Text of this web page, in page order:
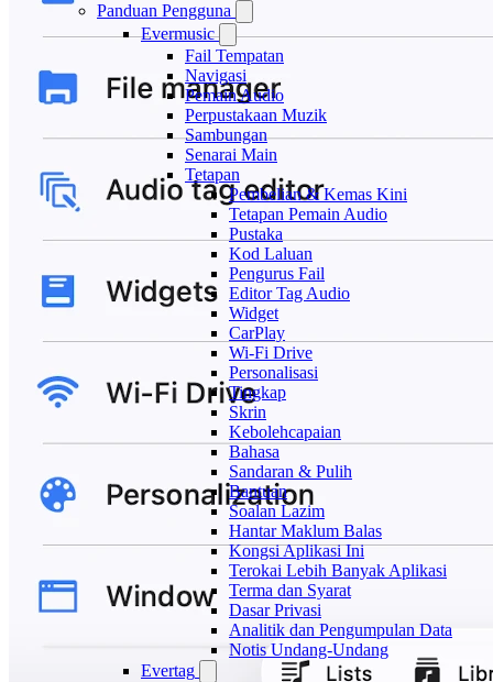
Panduan Pengguna
Evermusic
Fail Tempatan
Navigasi
Pemain Audio
Perpustakaan Muzik
Sambungan
Senarai Main
Tetapan
Pembelian & Kemas Kini
Tetapan Pemain Audio
Pustaka
Kod Laluan
Pengurus Fail
Editor Tag Audio
Widget
CarPlay
Wi-Fi Drive
Personalisasi
Tingkap
Skrin
Kebolehcapaian
Bahasa
Sandaran & Pulih
Bantuan
Soalan Lazim
Hantar Maklum Balas
Kongsi Aplikasi Ini
Terokai Lebih Banyak Aplikasi
Terma dan Syarat
Dasar Privasi
Analitik dan Pengumpulan Data
Notis Undang-Undang
Evertag